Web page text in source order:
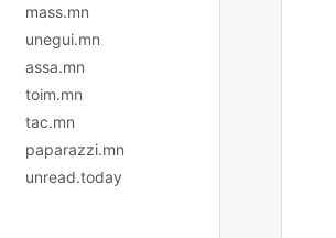
mass.mn
unegui.mn
assa.mn
toim.mn
tac.mn
paparazzi.mn
unread.today